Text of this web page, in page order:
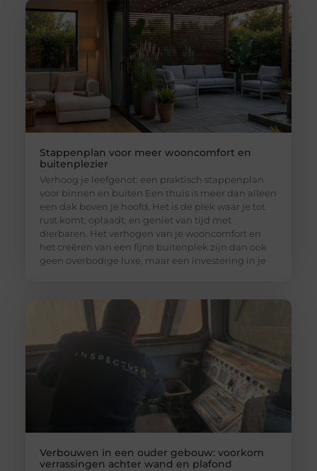
Stappenplan voor meer wooncomfort en
buitenplezier
Verhoog je leefgenot: een praktisch stappenplan
voor binnen en buiten Een thuis is meer dan alleen
een dak boven je hoofd. Het is de plek waar je tot
rust komt, oplaadt, en geniet van tijd met
dierbaren. Het verhogen van je wooncomfort en
het creëren van een fijne buitenplek zijn dan ook
geen overbodige luxe, maar een investering in je
Verbouwen in een ouder gebouw: voorkom
verrassingen achter wand en plafond